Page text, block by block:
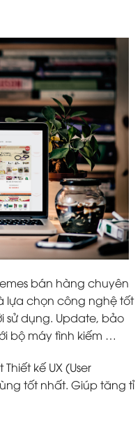
bán hàng chuyên
lựa chọn công nghệ tốt
sử dụng. Update, bảo
bộ máy tình kiếm …
kế UX (User
tốt nhất. Giúp tăng tỉ